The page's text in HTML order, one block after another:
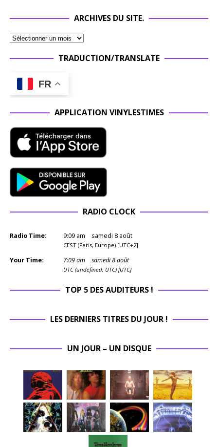
ARCHIVES DU SITE.
TRADUCTION/TRANSLATE
FR
APPLICATION VINYLESTIMES
RADIO CLOCK
Radio Time: 9:09 am samedi 8 août
CEST (Paris, Europe) [UTC+2]
Your Time: 7:09am samedi 8 août
UTC (undefined, UTC) [UTC]
TOP 5 DES AUDITEURS !
LES DERNIERS TITRES DU JOUR !
UN JOUR – UN DISQUE